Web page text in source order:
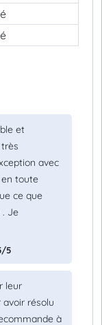
et
avec
toute
ce que
. Je
5
leur
résolu
à